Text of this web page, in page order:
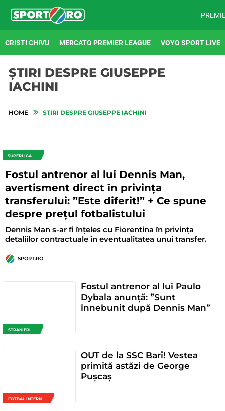
CRISTI CHIVU MERCATO PREMIER LEAGUE VOYO SPORT LIVE
ȘTIRI DESPRE GIUSEPPE
IACHINI
HOME STIRI DESPRE GIUSEPPE IACHINI
SUPERLIGA
Fostul antrenor al lui Dennis Man,
avertisment direct în privința
transferului: ”Este diferit!” + Ce spune
despre prețul fotbalistului
Dennis Man s-ar fi înțeles cu Fiorentina în privința
detaliilor contractuale în eventualitatea unui transfer.
SPORT.RO
STRANIERI
Fostul antrenor al lui Paulo
Dybala anunță: ”Sunt
înnebunit după Dennis Man”
FOTBAL INTERN
OUT de la SSC Bari! Vestea
primită astăzi de George
Pușcaș